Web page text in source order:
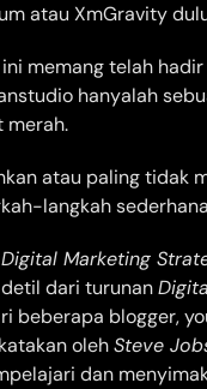
atau XmGravity
memang telah
hanyalah
merah.
atau paling tidak
langkah
Digital Marketing
dari turunan
beberapa blogger,
olehSteve
dan